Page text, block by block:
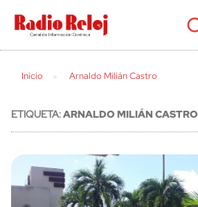
cerrar
Inicio Arnaldo Milián Castro
ETIQUETA:ARNALDO MILIÁN CASTRO